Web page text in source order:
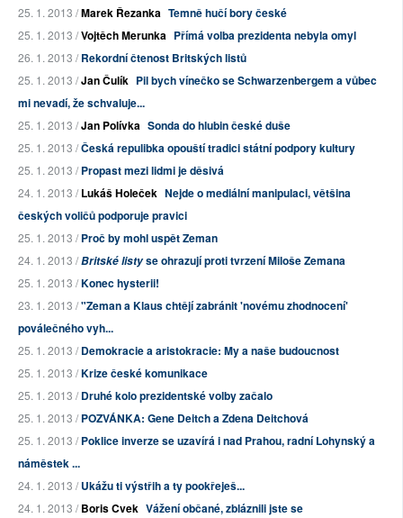
25. 1. 2013 /Marek Řezanka Temně hučí bory české
25. 1. 2013 /Vojtěch Merunka Přímá volba prezidenta nebyla omyl
26. 1. 2013 /Rekordní čtenost Britských listů
25. 1. 2013 /Jan Čulík Pil bych vínečko se Schwarzenbergem a vůbec
mi nevadí, že schvaluje...
25. 1. 2013 /Jan Polívka Sonda do hlubin české duše
25. 1. 2013 /Česká repulibka opouští tradici státní podpory kultury
25. 1. 2013 /Propast mezi lidmi je děsivá
24. 1. 2013 /Lukáš Holeček Nejde o mediální manipulaci, většina
českých voličů podporuje pravici
25. 1. 2013 /Proč by mohl uspět Zeman
24. 1. 2013 /Britské listyse ohrazují proti tvrzení Miloše Zemana
25. 1. 2013 /Konec hysterii!
23. 1. 2013 /"Zeman a Klaus chtějí zabránit 'novému zhodnocení'
poválečného vyh...
25. 1. 2013 /Demokracie a aristokracie: My a naše budoucnost
25. 1. 2013 /Krize české komunikace
25. 1. 2013 /Druhé kolo prezidentské volby začalo
25. 1. 2013 /POZVÁNKA: Gene Deitch a Zdena Deitchová
25. 1. 2013 /Poklice inverze se uzavírá i nad Prahou, radní Lohynský a
náměstek ...
24. 1. 2013 /Ukážu ti výstřih a ty pookřeješ...
24. 1. 2013 /Boris Cvek Vážení občané, zbláznili jste se